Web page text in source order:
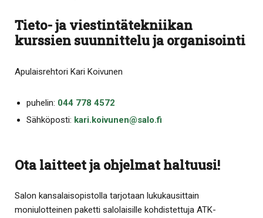
Tieto- ja viestintätekniikan
kurssien suunnittelu ja organisointi
Apulaisrehtori Kari Koivunen
puhelin: 044 778 4572
Sähköposti: kari.koivunen@salo.fi
Ota laitteet ja ohjelmat haltuusi!
Salon kansalaisopistolla tarjotaan lukukausittain
moniulotteinen paketti salolaisille kohdistettuja ATK-